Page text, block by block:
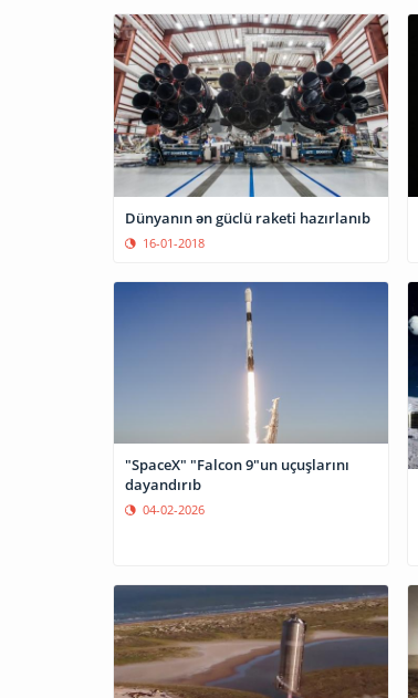
Dünyanın ən güclü raketi hazırlanıb
16-01-2018
"SpaceX" "Falcon 9"un uçuşlarını
dayandırıb
04-02-2026